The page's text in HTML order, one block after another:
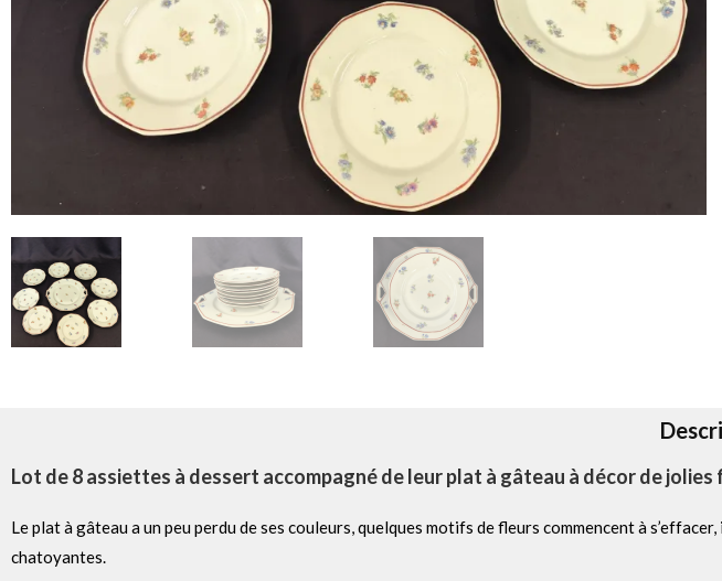
Lot de 8 assiettes à dessert accompagné de leur plat à gâteau à décor de
Le plat à gâteau a un peu perdu de ses couleurs, quelques motifs de fleurs commencent à
chatoyantes.